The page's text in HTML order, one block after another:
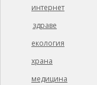
интернет
здраве
екология
храна
медицина